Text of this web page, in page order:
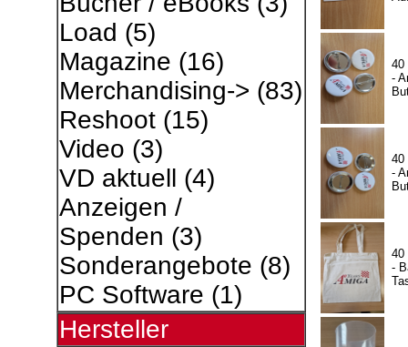
Load (5)
Magazine (16)
Merchandising-> (83)
Reshoot(15)
Video (3)
VD aktuell (4)
Anzeigen /
Spenden (3)
Sonderangebote (8)
PC Software (1)
Hersteller
40
-
40
-
40
-